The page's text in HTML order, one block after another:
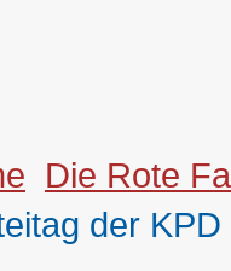
Die Rote
der KPD